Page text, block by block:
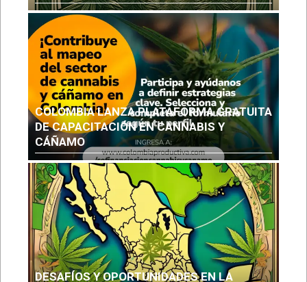
COLOMBIA LANZA PLATAFORMA GRATUITA
DE CAPACITACIÓN EN CANNABIS Y
CÁÑAMO
DESAFÍOS Y OPORTUNIDADES EN LA